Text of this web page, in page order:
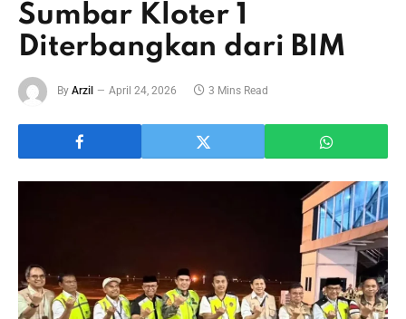
Sumbar Kloter 1
Diterbangkan dari BIM
By Arzil April 24, 2026 3 Mins Read